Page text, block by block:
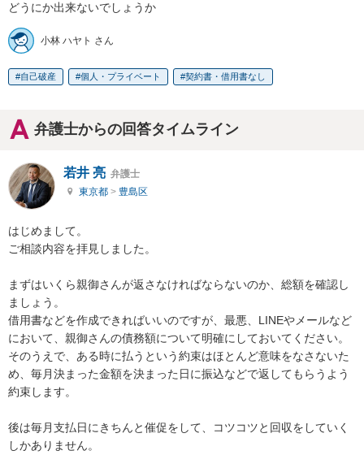
どうにか出来ないでしょうか
小林 ハヤト さん
自己破産 個人・プライベート 契約書・借用書なし
弁護士からの回答タイムライン
若井 亮 弁護士
東京都 > 豊島区
はじめまして。
ご相談内容を拝見しました。
まずはいくら親御さんが返さなければならないのか、総額を確認し
ましょう。
借用書などを作成できればいいのですが、最悪、LINEやメールなど
において、親御さんの債務額について明確にしておいてください。
そのうえで、ある時に払うという約束はほとんど意味をなさないた
め、毎月決まった金額を決まった日に振込などで返してもらうよう
約束します。
後は毎月支払日にきちんと催促をして、コツコツと回収をしていく
しかありません。